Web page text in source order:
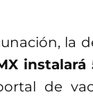
la
de